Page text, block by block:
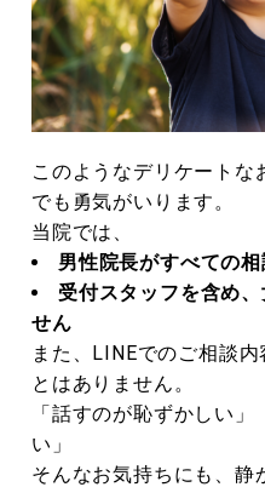
このようなデリケートな
でも勇気がいります。
当院では、
男性院長がすべての
受付スタッフを含め
せん
また、LINEでのご相談
とはありません。
「話すのが恥ずかしい
い」
そんなお気持ちにも、静